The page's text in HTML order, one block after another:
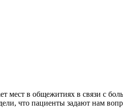
мест в общежитиях в связи с
что пациенты задают нам